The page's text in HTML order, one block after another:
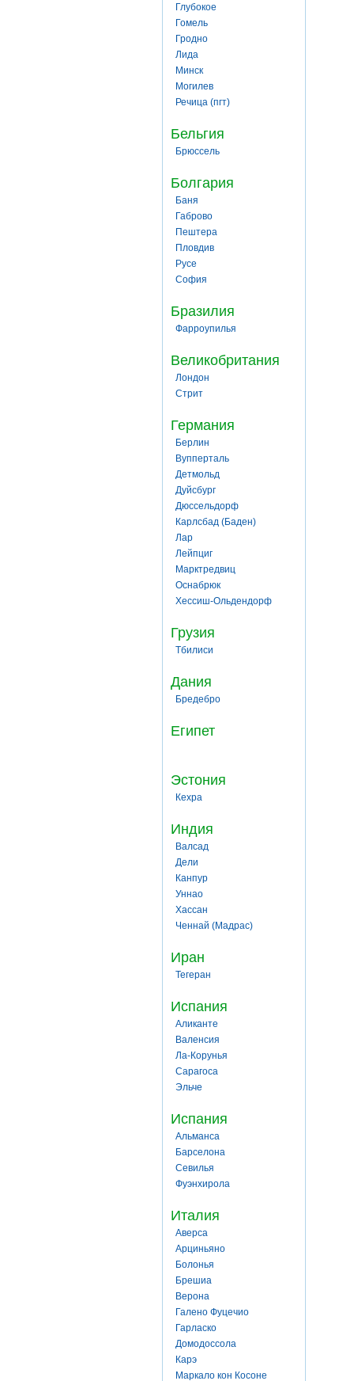
Глубокое
Гомель
Гродно
Лида
Минск
Могилев
Речица (пгт)
Бельгия
Брюссель
Болгария
Баня
Габрово
Пештера
Пловдив
Русе
София
Бразилия
Фарроупилья
Великобритания
Лондон
Стрит
Германия
Берлин
Вупперталь
Детмольд
Дуйсбург
Дюссельдорф
Карлсбад (Баден)
Лар
Лейпциг
Марктредвиц
Оснабрюк
Хессиш-Ольдендорф
Грузия
Тбилиси
Дания
Бредебро
Египет
Эстония
Кехра
Индия
Валсад
Дели
Канпур
Уннао
Хассан
Ченнай (Мадрас)
Иран
Тегеран
Испания
Аликанте
Валенсия
Ла-Корунья
Сарагоса
Эльче
Испания
Альманса
Барселона
Севилья
Фуэнхирола
Италия
Аверса
Арциньяно
Болонья
Брешиа
Верона
Галено Фуцечио
Гарласко
Домодоссола
Карэ
Маркало кон Косоне